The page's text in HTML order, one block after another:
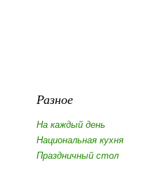
Разное
На каждый день
Национальная кухня
Праздничный стол